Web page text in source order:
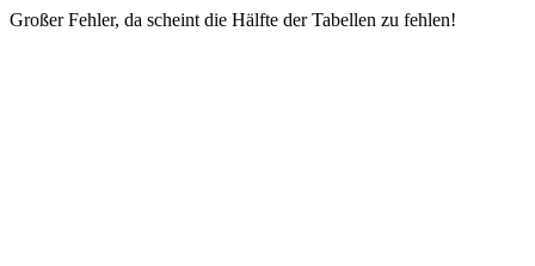
Großer Fehler, da scheint die Hälfte der Tabellen zu fehlen!